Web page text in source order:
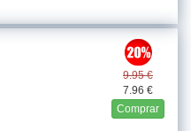
9.95 €
7.96 €
Comprar